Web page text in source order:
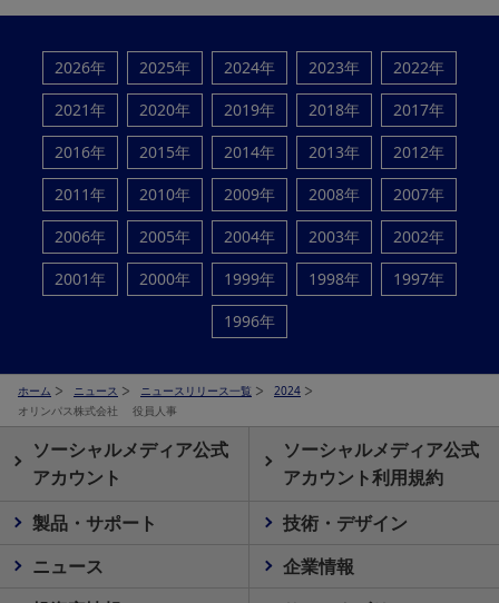
2026年 2025年 2024年 2023年
2022年
2021年
2020年 2019年 2018年
2017年
2016年
2015年 2014年 2013年
2012年
2011年
2010年 2009年 2008年
2007年
2006年
2005年 2004年 2003年
2002年
2001年
2000年 1999年 1998年
1997年
1996年
ホーム ニュース ニュースリリース一覧
2024
オリンパス株式会社 役員人事
ソーシャルメディア公式
アカウント
ソーシャルメディア公式
アカウント利用規約
製品・サポート
技術・デザイン
ニュース
企業情報